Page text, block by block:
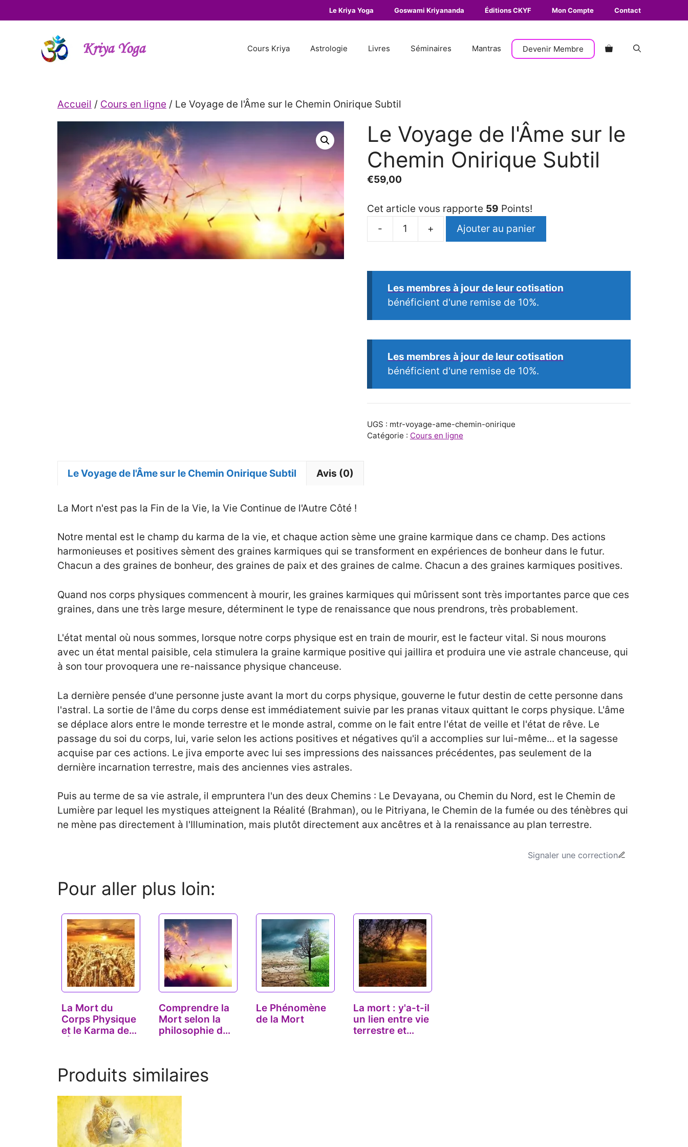
au
Le Kriya Yoga Goswami Kriyananda Éditions CKYF Mon Compte Contact
Kriya Yoga Cours Kriya Astrologie Livres Séminaires Mantras Devenir Membre
Accueil / Cours en ligne / Le Voyage de l'Âme sur le Chemin Onirique Subtil
Le Voyage de l'Âme sur le
Chemin Onirique Subtil
€59,00
Cet article vous rapporte 59 Points!
-
l'Âme
sur
Onirique
Subtil
+ Ajouter au panier
Les membres à jour de leur cotisation
bénéficient d'une remise de 10%.
Les membres à jour de leur cotisation
bénéficient d'une remise de 10%.
UGS : mtr-voyage-ame-chemin-onirique
Catégorie : Cours en ligne
Le Voyage de l'Âme sur le Chemin Onirique Subtil Avis (0)
La Mort n'est pas la Fin de la Vie, la Vie Continue de l'Autre Côté !
Notre mental est le champ du karma de la vie, et chaque action sème une graine karmique dans ce champ. Des actions
harmonieuses et positives sèment des graines karmiques qui se transforment en expériences de bonheur dans le futur.
Chacun a des graines de bonheur, des graines de paix et des graines de calme. Chacun a des graines karmiques positives.
Quand nos corps physiques commencent à mourir, les graines karmiques qui mûrissent sont très importantes parce que ces
graines, dans une très large mesure, déterminent le type de renaissance que nous prendrons, très probablement.
L'état mental où nous sommes, lorsque notre corps physique est en train de mourir, est le facteur vital. Si nous mourons
avec un état mental paisible, cela stimulera la graine karmique positive qui jaillira et produira une vie astrale chanceuse, qui
à son tour provoquera une re-naissance physique chanceuse.
La dernière pensée d'une personne juste avant la mort du corps physique, gouverne le futur destin de cette personne dans
l'astral. La sortie de l'âme du corps dense est immédiatement suivie par les pranas vitaux quittant le corps physique. L'âme
se déplace alors entre le monde terrestre et le monde astral, comme on le fait entre l'état de veille et l'état de rêve. Le
passage du soi du corps, lui, varie selon les actions positives et négatives qu'il a accomplies sur lui-même... et la sagesse
acquise par ces actions. Le jiva emporte avec lui ses impressions des naissances précédentes, pas seulement de la
dernière incarnation terrestre, mais des anciennes vies astrales.
Puis au terme de sa vie astrale, il empruntera l'un des deux Chemins : Le Devayana, ou Chemin du Nord, est le Chemin de
Lumière par lequel les mystiques atteignent la Réalité (Brahman), ou le Pitriyana, le Chemin de la fumée ou des ténèbres qui
ne mène pas directement à l'Illumination, mais plutôt directement aux ancêtres et à la renaissance au plan terrestre.
Signaler une correction
Pour aller plus loin:
La Mort du
Corps Physique
et le Karma de
Comprendre la
Mort selon la
philosophie du
Le Phénomène
de la Mort
La mort : y'a-t-il
un lien entre vie
terrestre et…
Produits similaires
Le
Voyage
l'Âme